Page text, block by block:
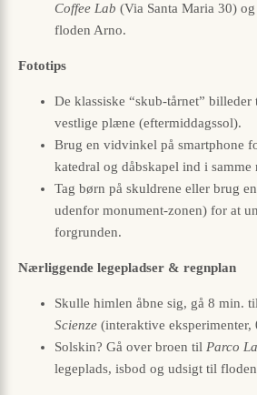
Coffee Lab (Via Santa Maria 30)
floden Arno.
Fototips
De klassiske “skub-tårnet” billeder
vestlige plæne (eftermiddagssol).
Brug en vidvinkel på smartphone
katedral og dåbskapel ind i samme
Tag børn på skuldrene eller brug
udenfor monument-zonen) for at
forgrunden.
Nærliggende legepladser & regnplan
Skulle himlen åbne sig, gå 8 min.
Scienze (interaktive eksperimenter,
Solskin? Gå over broen til Parco
legeplads, isbod og udsigt til